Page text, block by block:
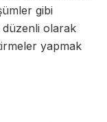
gibi
düzenli olarak
yapmak